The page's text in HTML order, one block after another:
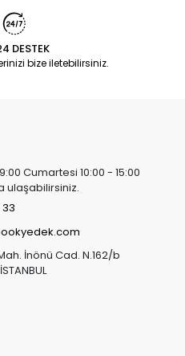
DESTEK
bize iletebilirsiniz.
Cumartesi 10:00 - 15:00
ulaşabilirsiniz.
İnönü Cad. N.162/b